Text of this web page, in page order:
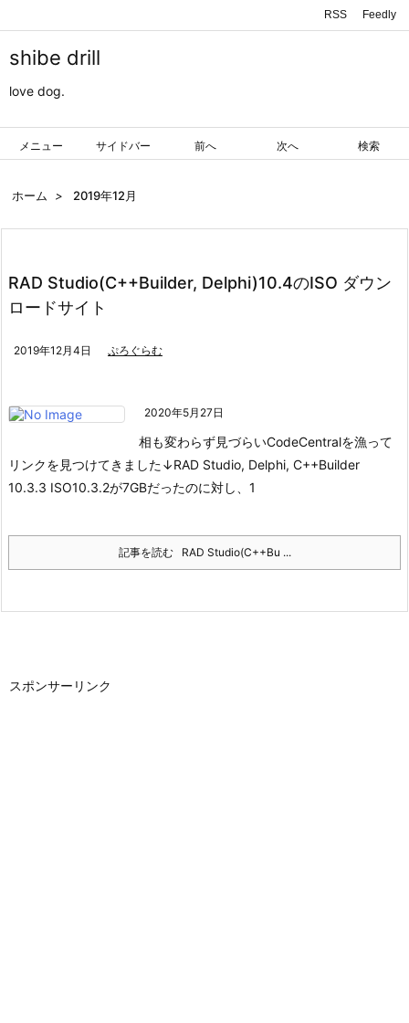
shibe drill
love dog.
メニュー サイドバー 前へ 次へ 検索
RSS Feedly
ホーム > 2019年12月
RAD Studio(C++Builder, Delphi)10.4のISO ダウン
ロードサイト
2019年12月4日 ぷろぐらむ
2020年5月27日
相も変わらず見づらいCodeCentralを漁って
リンクを見つけてきました↓RAD Studio, Delphi, C++Builder
10.3.3 ISO10.3.2が7GBだったのに対し、1
記事を読む RAD Studio(C++Bu ...
スポンサーリンク